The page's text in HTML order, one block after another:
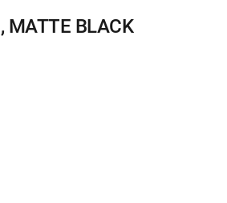
MATTE BLACK